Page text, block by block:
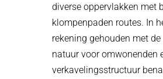
diverse oppervlakken met
klompenpaden routes. In
rekening gehouden met
natuur voor omwonenden
verkavelingsstructuur